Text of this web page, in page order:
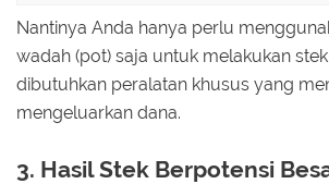
Nantinya Anda hanya perlu
wadah (pot) saja untuk melakukan
dibutuhkan peralatan khusus yang
mengeluarkan dana.
3. Hasil Stek Berpotensi